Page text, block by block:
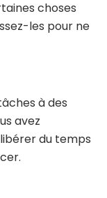
choses
les pour ne
à des
avez
du temps